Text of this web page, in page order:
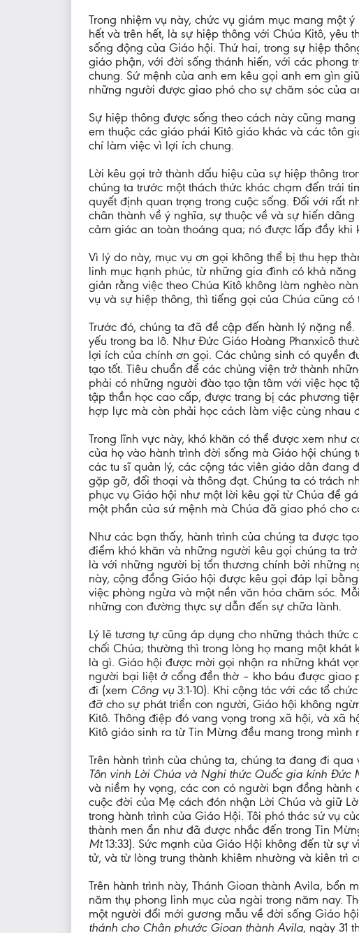
Trong nhiệm vụ này, chức vụ giám mục mang một
hết và trên hết, là sự hiệp thông với Chúa Kitô,
sống động của Giáo hội. Thứ hai, trong sự hiệp
giáo phận, với đời sống thánh hiến, với các phong
chung. Sứ mệnh của anh em kêu gọi anh em gìn
những người được giao phó cho sự chăm sóc của
Sự hiệp thông được sống theo cách này cũng
em thuộc các giáo phái Kitô giáo khác và các tôn
chí làm việc vì lợi ích chung.
Lời kêu gọi trở thành dấu hiệu của sự hiệp thông
chúng ta trước một thách thức khác chạm đến trái
quyết định quan trọng trong cuộc sống. Đối với rất
chân thành về ý nghĩa, sự thuộc về và sự hiến
cảm giác an toàn thoáng qua; nó được lấp đầy khi
Vì lý do này, mục vụ ơn gọi không thể bị thu hẹp
linh mục hạnh phúc, từ những gia đình có khả
giản rằng việc theo Chúa Kitô không làm nghèo
vụ và sự hiệp thông, thì tiếng gọi của Chúa cũng
Trước đó, chúng ta đã đề cập đến hành lý nặng
yếu trong ba lô. Như Đức Giáo Hoàng Phanxicô
lợi ích của chính ơn gọi. Các chủng sinh có quyền
tạo tốt. Tiêu chuẩn để các chủng viện trở thành
phải có những người đào tạo tận tâm với việc học
tập thần học cao cấp, được trang bị các phương
hợp lực mà còn phải học cách làm việc cùng nhau
Trong lĩnh vực này, khó khăn có thể được xem
của họ vào hành trình đời sống mà Giáo hội chúng
các tu sĩ quản lý, các cộng tác viên giáo dân đang
gặp gỡ, đối thoại và thông đạt. Chúng ta có trách
phục vụ Giáo hội như một lời kêu gọi từ Chúa để
một phần của sứ mệnh mà Chúa đã giao phó cho
Như các bạn thấy, hành trình của chúng ta được
điểm khó khăn và những người kêu gọi chúng ta
là với những người bị tổn thương chính bởi những
này, cộng đồng Giáo hội được kêu gọi đáp lại
việc phòng ngừa và một nền văn hóa chăm sóc.
những con đường thực sự dẫn đến sự chữa lành.
Lý lẽ tương tự cũng áp dụng cho những thách thức
chối Chúa; thường thì trong lòng họ mang một
là gì. Giáo hội được mời gọi nhận ra những khát
người bại liệt ở cổng đền thờ – kho báu được giao
đi (xem Công vụ 3:1-10). Khi cộng tác với các tổ
đỡ cho sự phát triển con người, Giáo hội không
Kitô. Thông điệp đó vang vọng trong xã hội, và xã
Kitô giáo sinh ra từ Tin Mừng đều mang trong
Trên hành trình của chúng ta, chúng ta đang đi
Tôn vinh Lời Chúa và Nghi thức Quốc gia kính Đức
và niềm hy vọng, các con có người bạn đồng
cuộc đời của Mẹ cách đón nhận Lời Chúa và giữ
trong hành trình của Giáo Hội. Tôi phó thác sứ vụ
thành men ẩn như đã được nhắc đến trong Tin
Mt13:33). Sức mạnh của Giáo Hội không đến từ
tử, và từ lòng trung thành khiêm nhường và kiên trì
Trên hành trình này, Thánh Gioan thành Avila,
năm thụ phong linh mục của ngài trong năm nay.
một người đổi mới gương mẫu về đời sống Giáo
thánh cho Chân phước Gioan thành Avila, ngày 31